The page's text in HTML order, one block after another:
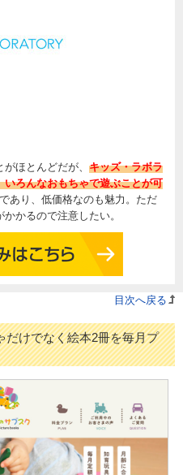
ほとんどだが、 キッズ・ラボラ
ろんなおもちゃで遊ぶことが可
あり、低価格なのも魅力。ただ
かるので注意したい。
目次へ戻る
だけでなく絵本2冊を毎月プ